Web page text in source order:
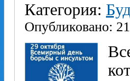
Категория:
Опубликовано: